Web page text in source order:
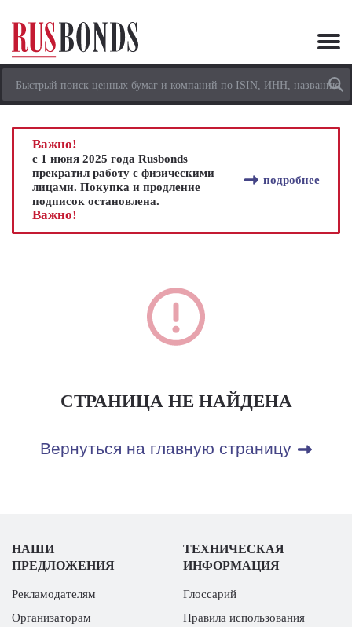
Важно!
с 1 июня 2025 года Rusbonds
прекратил работу с физическими
лицами. Покупка и продление
подписок остановлена.
подробнее
Важно!
СТРАНИЦА НЕ НАЙДЕНА
Вернуться на главную страницу
НАШИ
ПРЕДЛОЖЕНИЯ
Рекламодателям
Организаторам
ТЕХНИЧЕСКАЯ
ИНФОРМАЦИЯ
Глоссарий
Правила использования